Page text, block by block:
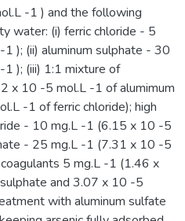
-1 ) and the following
water: (i) ferric chloride - 5
); (ii) aluminum sulphate - 30
); (iii) 1:1 mixture of
x 10 -5 mol.L -1 of alumimum
-1 of ferric chloride); high
- 10 mg.L -1 (6.15 x 10 -5
- 25 mg.L -1 (7.31 x 10 -5
5 mg.L -1 (1.46 x
and 3.07 x 10 -5
with aluminum sulfate